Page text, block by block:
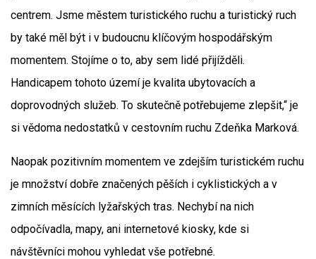
centrem. Jsme městem turistického ruchu a turistický ruch
by také měl být i v budoucnu klíčovým hospodářským
momentem. Stojíme o to, aby sem lidé přijížděli.
Handicapem tohoto území je kvalita ubytovacích a
doprovodných služeb. To skutečně potřebujeme zlepšit,“ je
si vědoma nedostatků v cestovním ruchu Zdeňka Marková.
Naopak pozitivním momentem ve zdejším turistickém ruchu
je množství dobře značených pěších i cyklistických a v
zimních měsících lyžařských tras. Nechybí na nich
odpočívadla, mapy, ani internetové kiosky, kde si
návštěvníci mohou vyhledat vše potřebné.